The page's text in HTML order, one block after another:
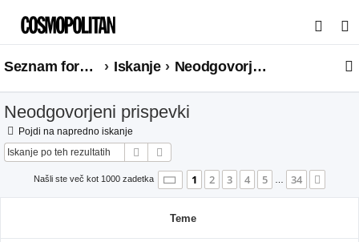
s
a
Seznam forumov Iskanje Neodgovorjeni prispevki
Neodgovorjeni prispevki
Pojdi na napredno iskanje
Iskanje
Našli ste več kot 1000 zadetka Stran 1od34
1 2 3 4 5 … 34
Teme